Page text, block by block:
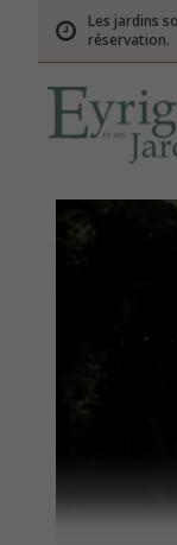
Les jardins
réservation.